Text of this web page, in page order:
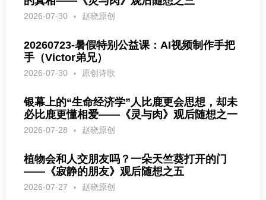
2026-07-30 赵晓原创
20260723-暑假特别公益课：AI视频制作手把
手（Victor弟兄）
2026-07-30 原创诗歌
银幕上的“生命经济学”人比鹿更会思想，却未
必比鹿更懂相爱——《灵与肉》观后随想之一
2026-07-28 赵晓原创
植物会和人交朋友吗？一朵天竺葵打开的门
——《寂静的朋友》观后随想之五
2026-07-27 赵晓原创